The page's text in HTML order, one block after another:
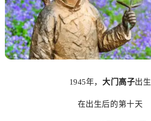
1945年， 大门高子出生
在出生后的第十天